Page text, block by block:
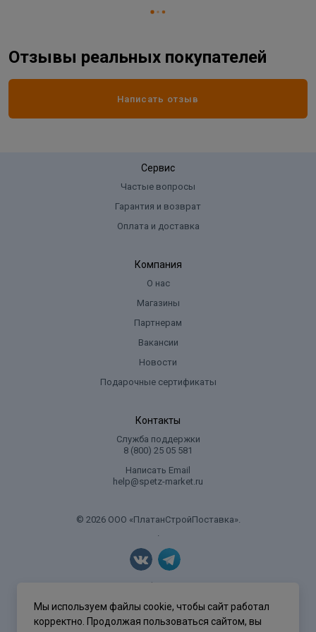
Шаг резьбы
Отзывы реальных покупателей
Написать отзыв
Сервис
Частые вопросы
Гарантия и возврат
Оплата и доставка
Компания
О нас
Магазины
Партнерам
Вакансии
Новости
Подарочные сертификаты
Контакты
Служба поддержки
8 (800) 25 05 581
Написать Email
help@spetz-market.ru
© 2026 ООО «ПлатанСтройПоставка».
.
Политика конфиденциальности
Мы используем файлы cookie, чтобы сайт работал
корректно. Продолжая пользоваться сайтом, вы